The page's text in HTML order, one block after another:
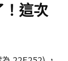
！這次